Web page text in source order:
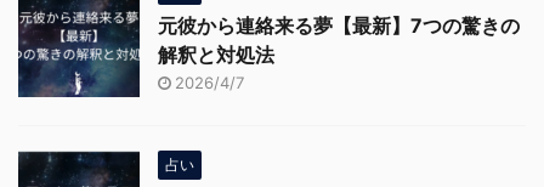
元彼から連絡来る夢【最新】7つの驚きの
解釈と対処法
2026/4/7
占い